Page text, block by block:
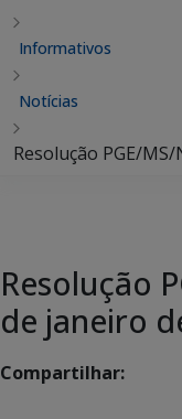
Informativos
Notícias
Resolução PGE/
Resolução
de janeiro
Compartilhar: